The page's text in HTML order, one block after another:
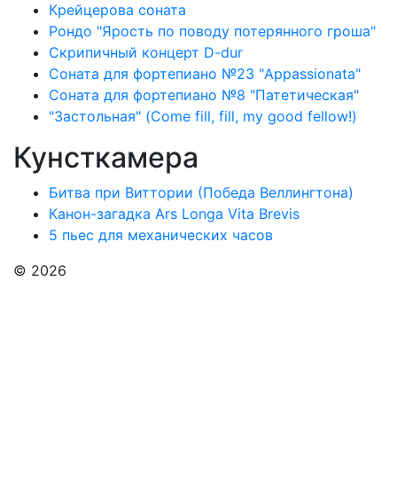
Крейцерова соната
Рондо "Ярость по поводу потерянного гроша"
Скрипичный концерт D-dur
Соната для фортепиано №23 "Appassionata"
Соната для фортепиано №8 "Патетическая"
"Застольная" (Come fill, fill, my good fellow!)
Кунсткамера
Битва при Виттории (Победа Веллингтона)
Канон-загадка Ars Longa Vita Brevis
5 пьес для механических часов
© 2026